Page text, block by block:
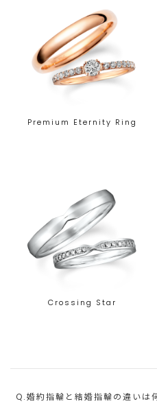
Premium Eternity Ring
Crossing Star
Q.婚約指輪と結婚指輪の違いは